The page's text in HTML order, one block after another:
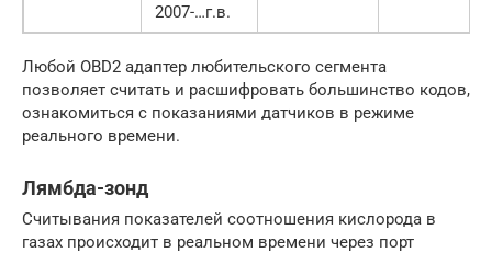
2007-…г.в.
Любой OBD2 адаптер любительского сегмента
позволяет считать и расшифровать большинство кодов,
ознакомиться с показаниями датчиков в режиме
реального времени.
Лямбда-зонд
Считывания показателей соотношения кислорода в
газах происходит в реальном времени через порт